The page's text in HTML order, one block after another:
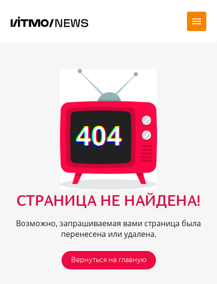
СТРАНИЦА НЕ НАЙДЕНА!
Возможно, запрашиваемая вами страница была
перенесена или удалена.
Вернуться на главную